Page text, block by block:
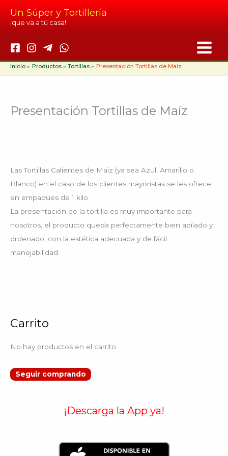
Un Súper y Tortillería
¡que va a tú casa!
Inicio Productos Tortillas Presentación Tortillas de Maíz
Presentación Tortillas de Maíz
Las Tortillas Calientes de Maíz (ya sea Azul, Amarillo o
Blanco) en el caso de los clientes mayoristas se les ofrece
en empaques de 1 kilo.
La presentación de la tortilla es muy importante para
nosotros, el producto queda perfectamente bien apilado y
ordenado, con la estética adecuada y de fácil
manejabilidad.
Carrito
No hay productos en el carrito.
Seguir comprando
¡Descarga la App ya!